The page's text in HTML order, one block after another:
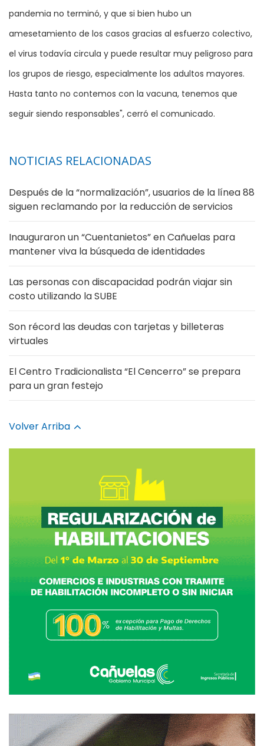
pandemia no terminó, y que si bien hubo un
amesetamiento de los casos gracias al esfuerzo colectivo,
el virus todavía circula y puede resultar muy peligroso para
los grupos de riesgo, especialmente los adultos mayores.
Hasta tanto no contemos con la vacuna, tenemos que
seguir siendo responsables", cerró el comunicado.
NOTICIAS RELACIONADAS
Después de la “normalización”, usuarios de la línea 88
siguen reclamando por la reducción de servicios
Inauguraron un “Cuentanietos” en Cañuelas para
mantener viva la búsqueda de identidades
Las personas con discapacidad podrán viajar sin
costo utilizando la SUBE
Son récord las deudas con tarjetas y billeteras
virtuales
El Centro Tradicionalista “El Cencerro” se prepara
para un gran festejo
Volver Arriba